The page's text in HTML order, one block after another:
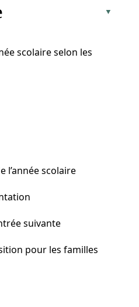
scolaire selon les
l’année scolaire
suivante
pour les familles